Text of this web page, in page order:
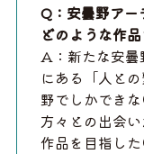
Q：安曇野アー
どのような作
A：新たな安曇
にある「人と
野でしかでき
方々との出会
作品を目指した